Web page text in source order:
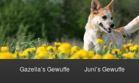
Gazella’s Gewuffe Juni’s Gewuffe